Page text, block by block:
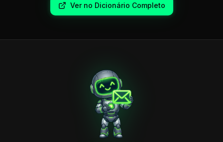
Ver no Dicionário Completo